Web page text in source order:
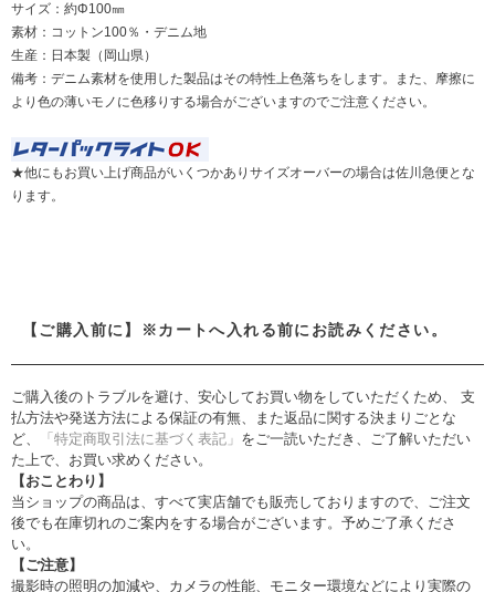
サイズ：約Φ100㎜
素材：コットン100％・デニム地
生産：日本製（岡山県）
備考：デニム素材を使用した製品はその特性上色落ちをします。また、摩擦に
より色の薄いモノに色移りする場合がございますのでご注意ください。
★他にもお買い上げ商品がいくつかありサイズオーバーの場合は佐川急便とな
ります。
【ご購入前に】※カートへ入れる前にお読みください。
ご購入後のトラブルを避け、安心してお買い物をしていただくため、 支
払方法や発送方法による保証の有無、また返品に関する決まりごとな
ど、
「特定商取引法に基づく表記」 をご一読いただき、ご了解いただい
た上で、お買い求めください。
【おことわり】
当ショップの商品は、すべて実店舗でも販売しておりますので、ご注文
後でも在庫切れのご案内をする場合がございます。予めご了承くださ
い。
【ご注意】
撮影時の照明の加減や、カメラの性能、モニター環境などにより実際の